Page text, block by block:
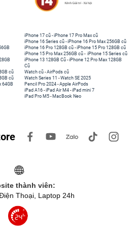
iPhone 17 cũ -iPhone 17 Pro Max cũ
iPhone 16 Series cũ - iPhone 16 Pro Max 256GB cũ
iPhone 16 Pro 128GB cũ -iPhone 15 Pro 128GB cũ
iPhone 15 Pro Max 256GB cũ - iPhone 15 Series cũ
cũ
cũ
64GB
iPhone 13 128GB Cũ -iPhone 12 Pro Max 128GB
Cũ
Watch cũ -AirPods cũ
Watch Series 11 -Watch SE 2025
Pencil Pro 2024 -Apple AirPods
iPad A16 -iPad Air M4 -iPad mini 7
iPad Pro M5 - MacBook Neo
thành viên:
Thoại, Laptop 24h